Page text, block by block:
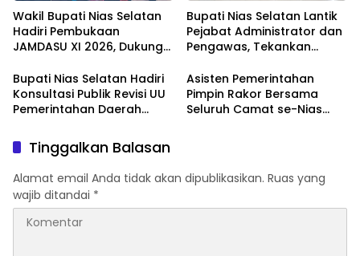
Wakil Bupati Nias Selatan
Hadiri Pembukaan
JAMDASU XI 2026, Dukung
Prestasi
Bupati Nias Selatan Lantik
Pejabat Administrator dan
Pengawas, Tekankan
Publik
Bupati Nias Selatan Hadiri
Konsultasi Publik Revisi UU
Pemerintahan Daerah
APKASI
Asisten Pemerintahan
Pimpin Rakor Bersama
Seluruh Camat se-Nias
Tinggalkan Balasan
Alamat email Anda tidak akan dipublikasikan. Ruas yang
wajib ditandai *